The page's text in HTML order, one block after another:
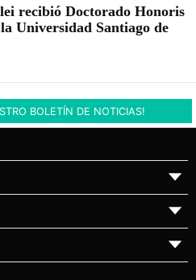
recibió Doctorado Honoris
Universidad Santiago de
BOLETÍN DE NOTICIAS!
▼
▼
▼